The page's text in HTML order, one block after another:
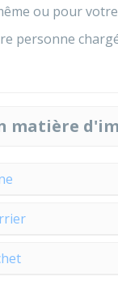
ou pour
personne
matière